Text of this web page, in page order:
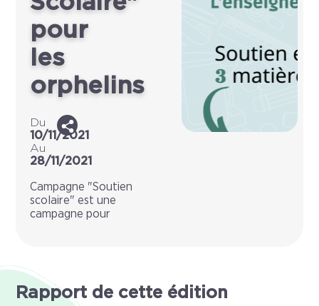
pour
les
orphelins
Du
10/11/2021
Au
28/11/2021
Campagne "Soutien
scolaire" est une
campagne pour
Rapport de cette édition